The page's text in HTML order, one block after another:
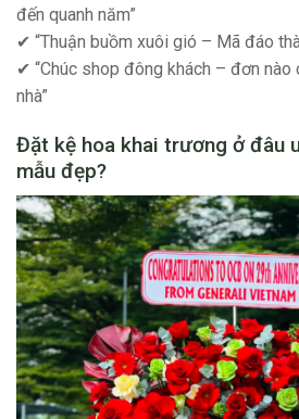
đến quanh năm”
✔ “Thuận buồm xuôi gió – Mã đáo
✔ “Chúc shop đông khách – đơn
nhà”
Đặt kệ hoa khai trương ở đâu
mẫu đẹp?